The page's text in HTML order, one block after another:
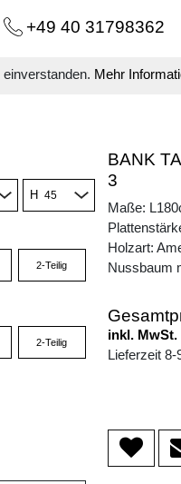
Mehr
+49 40 31798362
H
2-Teilig
2-Teilig
BANK
3
Maße:
Holzart:
Nussbaum
inkl. MwSt.
Lieferzeit 8-